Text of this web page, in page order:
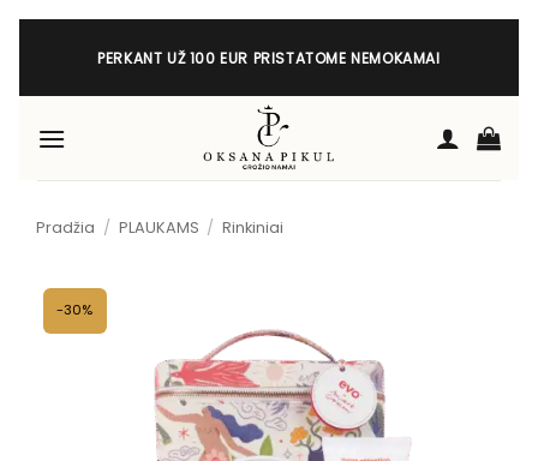
Skip
PERKANT UŽ 100 EUR PRISTATOME NEMOKAMAI
Pradžia / PLAUKAMS / Rinkiniai
-30%